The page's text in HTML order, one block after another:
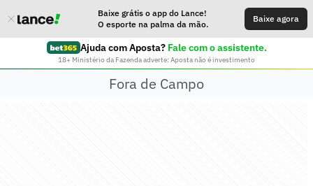
Baixe grátis o app do Lance!
O esporte na palma da mão.
Baixe agora
Ajuda com Aposta? Fale com o assistente.
18+ Ministério da Fazenda adverte: Aposta não é investimento
Fora de Campo